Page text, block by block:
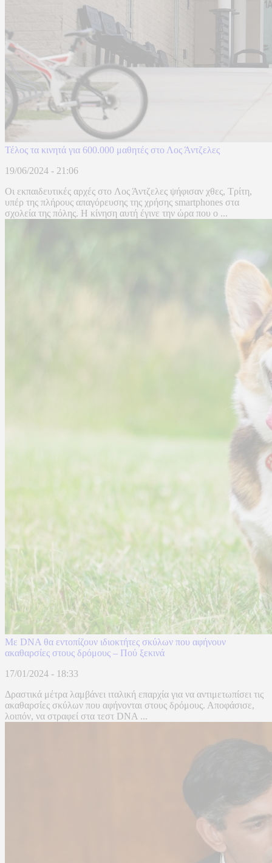
Τέλος τα κινητά για 600.000 μαθητές στο Λος Άντζελες
19/06/2024 - 21:06
Οι εκπαιδευτικές αρχές στο Λος Άντζελες ψήφισαν χθες, Τρίτη,
υπέρ της πλήρους απαγόρευσης της χρήσης smartphones στα
σχολεία της πόλης. Η κίνηση αυτή έγινε την ώρα που ο ...
Με DNA θα εντοπίζουν ιδιοκτήτες σκύλων που αφήνουν
ακαθαρσίες στους δρόμους – Πού ξεκινά
17/01/2024 - 18:33
Δραστικά μέτρα λαμβάνει ιταλική επαρχία για να αντιμετωπίσει τις
ακαθαρσίες σκύλων που αφήνονται στους δρόμους. Αποφάσισε,
λοιπόν, να στραφεί στα τεστ DNA ...